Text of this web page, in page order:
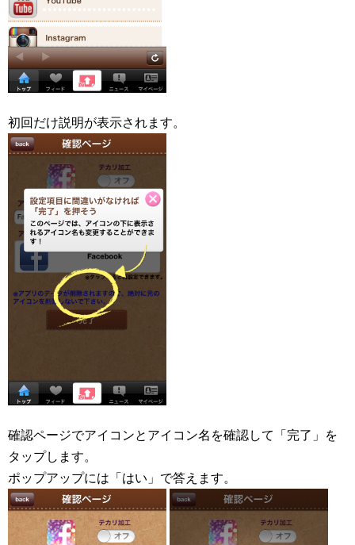
初回だけ説明が表示されます。
確認ページでアイコンとアイコン名を確認して「完了」を
タップします。
ポップアップには「はい」で答えます。